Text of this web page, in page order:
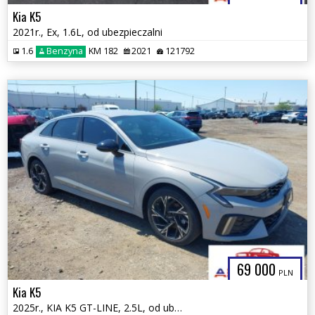
Kia K5
2021r., Ex, 1.6L, od ubezpieczalni
1.6 Benzyna KM 182 2021 121792
69 000 PLN
Kia K5
2025r., KIA K5 GT-LINE, 2.5L, od ubezpieczalni